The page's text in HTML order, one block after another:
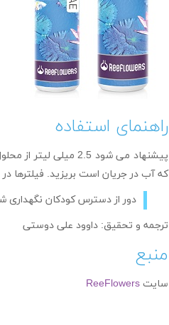
راهنمای استفاده
که آب در جریان است بریزید. فیلترها
دور از دسترس کودکان
ترجمه و تحقیق: داوود علی دوستی
منبع
سایتReeFlowers